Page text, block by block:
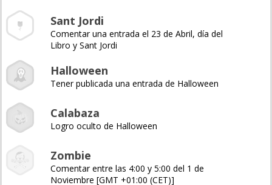
Sant Jordi
Comentar una entrada el 23 de Abril, día del
Libro y Sant Jordi
Halloween
Tener publicada una entrada de Halloween
Calabaza
Logro oculto de Halloween
Zombie
Comentar entre las 4:00 y 5:00 del 1 de
Noviembre [GMT +01:00 (CET)]